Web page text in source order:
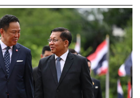
บริษัทฯ มีความมุ่งมั่นในการ
กๆ มิติ เช่น การส่งเสริมวัฒนธรรม
วามคิดและความหลากหลาย การ
น การปรับกระบวนการภายในให้มี
มแม่นยำ และความสามารถในการ
วของธุรกิจ การมีพื้นที่ทำงานที่ทัน
ทำงานรูปแบบ Squad Team ไม่ว่า
รียนรู้สรรค์สาระ The Garage และ